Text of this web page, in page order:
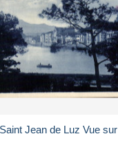
Jean de Luz Vue